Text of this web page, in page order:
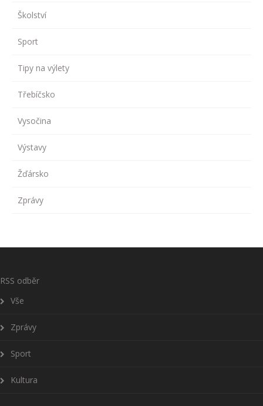
Školství
Sport
Tipy na výlety
Třebíčsko
Vysočina
Výstavy
Žďársko
Zprávy
RSS odběr
Vše
Zprávy
Sport
Kultura